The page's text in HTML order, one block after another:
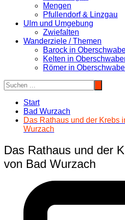
Mengen
Pfullendorf & Linzgau
Ulm und Umgebung
Zwiefalten
Wanderziele / Themen
Barock in
Kelten in
Römer in
Start
Bad Wurzach
Das Rathaus und der Krebs
Wurzach
Das Rathaus und der
von Bad Wurzach